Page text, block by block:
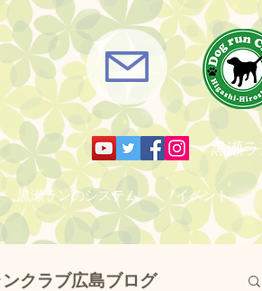
黒瀬ラ
黒瀬ランのシステム イベント
ンクラブ広島ブログ